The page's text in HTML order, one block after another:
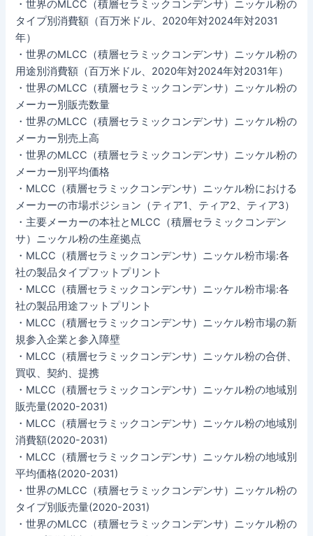
・世界のMLCC（積層セラミックコンデンサ）ニッケル粉の
タイプ別消費額（百万米ドル、2020年対2024年対2031
年）
・世界のMLCC（積層セラミックコンデンサ）ニッケル粉の
用途別消費額（百万米ドル、2020年対2024年対2031年）
・世界のMLCC（積層セラミックコンデンサ）ニッケル粉の
メーカー別販売数量
・世界のMLCC（積層セラミックコンデンサ）ニッケル粉の
メーカー別売上高
・世界のMLCC（積層セラミックコンデンサ）ニッケル粉の
メーカー別平均価格
・MLCC（積層セラミックコンデンサ）ニッケル粉における
メーカーの市場ポジション（ティア1、ティア2、ティア3）
・主要メーカーの本社とMLCC（積層セラミックコンデン
サ）ニッケル粉の生産拠点
・MLCC（積層セラミックコンデンサ）ニッケル粉市場:各
社の製品タイプフットプリント
・MLCC（積層セラミックコンデンサ）ニッケル粉市場:各
社の製品用途フットプリント
・MLCC（積層セラミックコンデンサ）ニッケル粉市場の新
規参入企業と参入障壁
・MLCC（積層セラミックコンデンサ）ニッケル粉の合併、
買収、契約、提携
・MLCC（積層セラミックコンデンサ）ニッケル粉の地域別
販売量(2020-2031)
・MLCC（積層セラミックコンデンサ）ニッケル粉の地域別
消費額(2020-2031)
・MLCC（積層セラミックコンデンサ）ニッケル粉の地域別
平均価格(2020-2031)
・世界のMLCC（積層セラミックコンデンサ）ニッケル粉の
タイプ別販売量(2020-2031)
・世界のMLCC（積層セラミックコンデンサ）ニッケル粉の